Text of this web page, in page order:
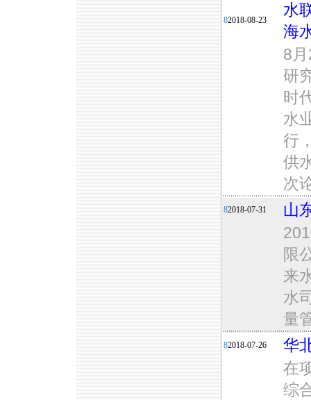
82018-08-23
水
海
8
研
时
水
行
供
次
82018-07-31
山
限
来
水
量
82018-07-26
华
在
综